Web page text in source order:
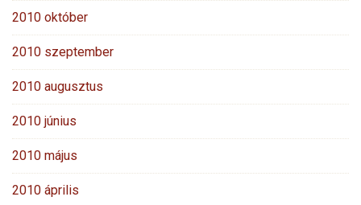
2010 október
2010 szeptember
2010 augusztus
2010 június
2010 május
2010 április